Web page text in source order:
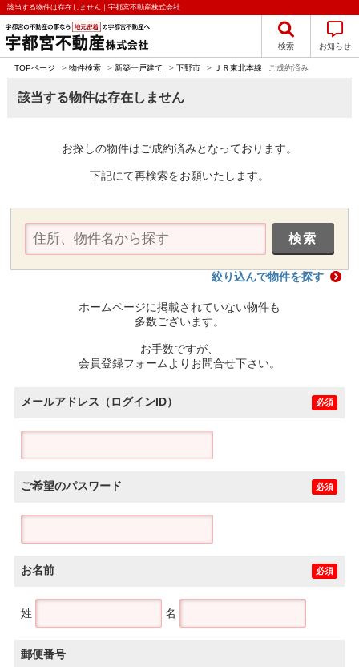
該当する物件は存在しません｜宇都宮不動産株式会社
検索 お知らせ
TOPページ > 物件検索 > 新築一戸建て > 下野市 > ＪＲ東北本線 ご成約済み
該当する物件は存在しません
お探しの物件はご成約済みとなっております。
下記にて再検索をお願いたします。
絞り込んで物件を探す
ホームページに掲載されていない物件も
多数ございます。
お手数ですが、
会員登録フォームよりお問合せ下さい。
メールアドレス（ログインID） 必須
ご希望のパスワード 必須
お名前 必須
姓 名
郵便番号